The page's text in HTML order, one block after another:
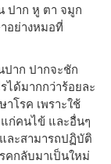
ปาก หู ตา จมูก
อย่างหมอที่
ปาก ปากจะชัก
ได้มากกว่าร้อยละ
โรค เพราะใช้
แก่คนไข้ และอื่นๆ
ละสามารถปฏิบัติ
คกลับมาเป็นใหม่